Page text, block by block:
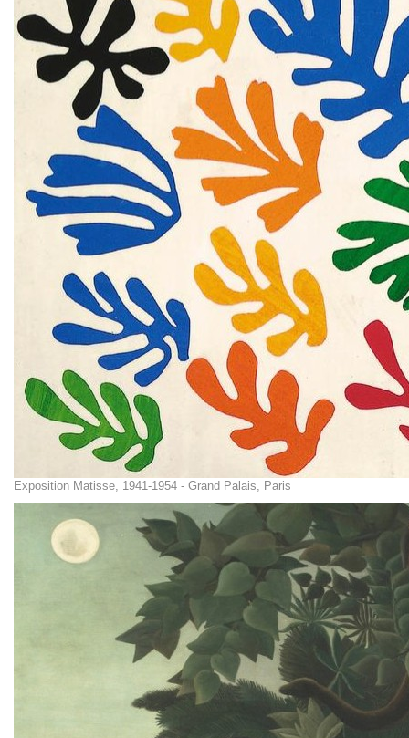
Exposition Matisse, 1941-1954 - Grand Palais, Paris